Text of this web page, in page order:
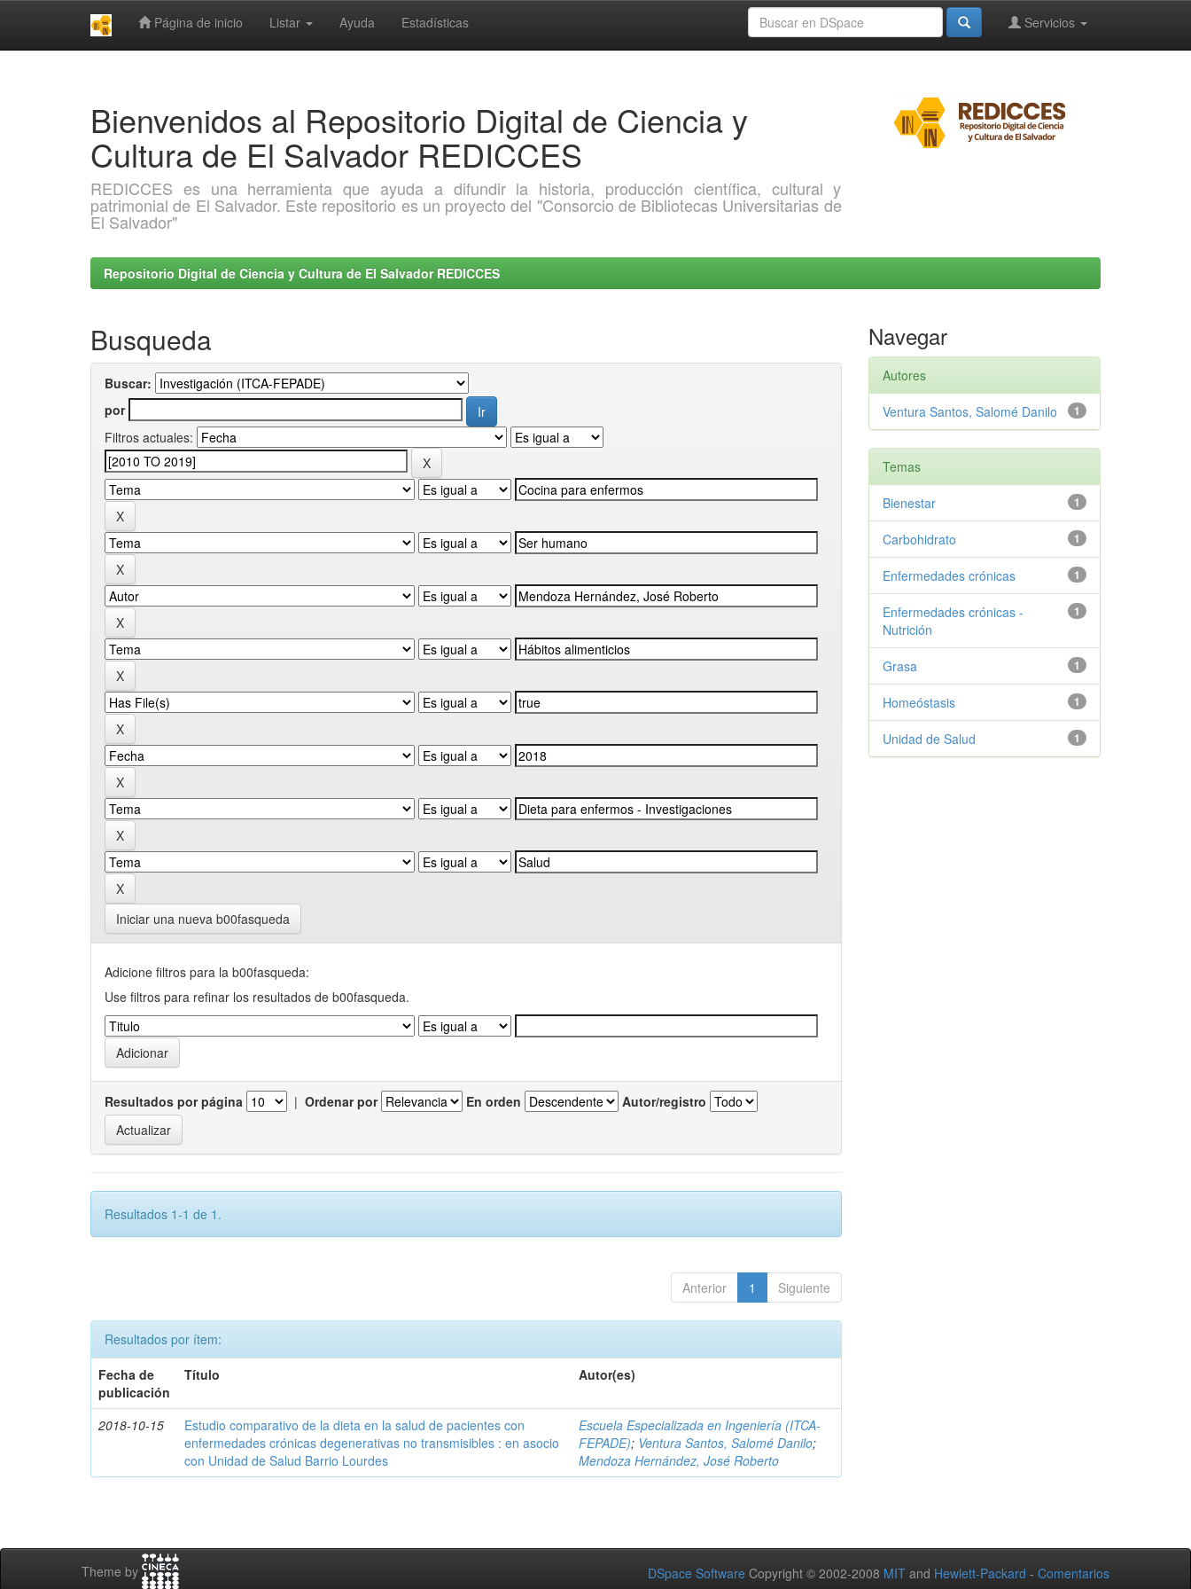
Página de inicio Listar Ayuda Estadísticas Servicios
Bienvenidos al Repositorio Digital de Ciencia y
Cultura de El Salvador REDICCES
REDICCES es una herramienta que ayuda a difundir la historia, producción científica, cultural y
patrimonial de El Salvador. Este repositorio es un proyecto del "Consorcio de Bibliotecas Universitarias de
El Salvador"
Repositorio Digital de Ciencia y Cultura de El Salvador REDICCES
Busqueda
Buscar:
por
Filtros actuales:
Iniciar una nueva b00fasqueda
Adicione filtros para la b00fasqueda:
Use filtros para refinar los resultados de b00fasqueda.
Resultados por página | Ordenar por En orden Autor/registro
Resultados 1-1 de 1.
Anterior 1 Siguiente
Resultados por ítem:
Fecha de
publicación
Título Autor(es)
2018-10-15
Estudio comparativo de la dieta en la salud de pacientes con
enfermedades crónicas degenerativas no transmisibles : en asocio
con Unidad de Salud Barrio Lourdes
Escuela Especializada en Ingeniería (ITCA-
FEPADE); Ventura Santos, Salomé Danilo;
Mendoza Hernández, José Roberto
Navegar
Autores
1
Ventura Santos, Salomé Danilo
Temas
1
Bienestar
1
Carbohidrato
1
Enfermedades crónicas
1
Enfermedades crónicas -
Nutrición
1
Grasa
1
Homeóstasis
1
Unidad de Salud
Theme by DSpace Software Copyright © 2002-2008 MIT and Hewlett-Packard - Comentarios